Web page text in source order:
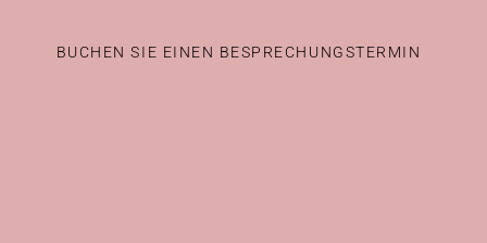
BUCHEN SIE EINEN BESPRECHUNGSTERMIN